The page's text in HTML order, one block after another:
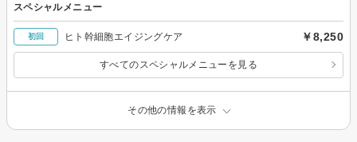
スペシャルメニュー
初回 ヒト幹細胞エイジングケア ￥8,250
すべてのスペシャルメニューを見る
その他の情報を表示